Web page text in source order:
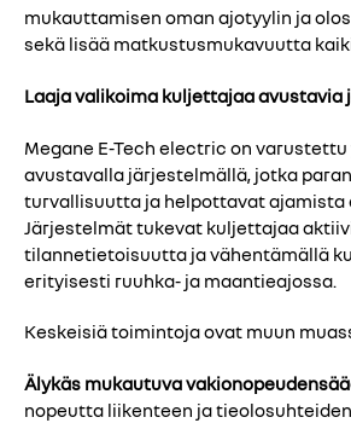
mukauttamisen oman ajotyylin ja
sekä lisää matkustusmukavuutta
Laaja valikoima kuljettajaa avustavia
Megane E-Tech electric on
avustavalla järjestelmällä, jotka
turvallisuutta ja helpottavat ajamista
Järjestelmät tukevat kuljettajaa
tilannetietoisuutta ja vähentämällä
erityisesti ruuhka- ja maantieajossa.
Keskeisiä toimintoja ovat muun
Älykäs mukautuva
nopeutta liikenteen ja